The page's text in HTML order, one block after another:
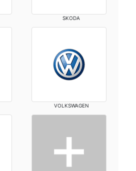
SKODA
VOLKSWAGEN